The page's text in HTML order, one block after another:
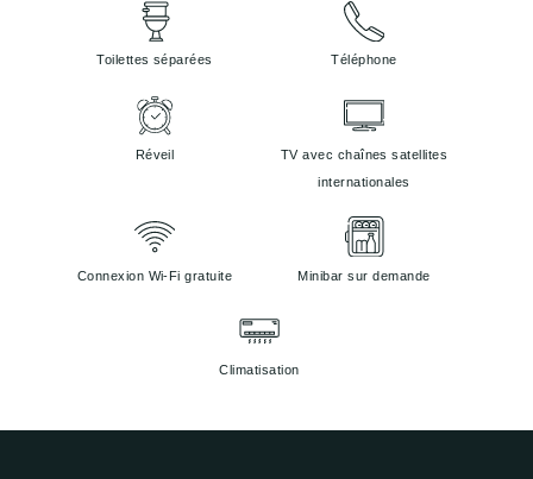
Toilettes séparées Téléphone
Réveil
TV avec chaînes satellites
internationales
Connexion Wi-Fi gratuite Minibar sur demande
Climatisation